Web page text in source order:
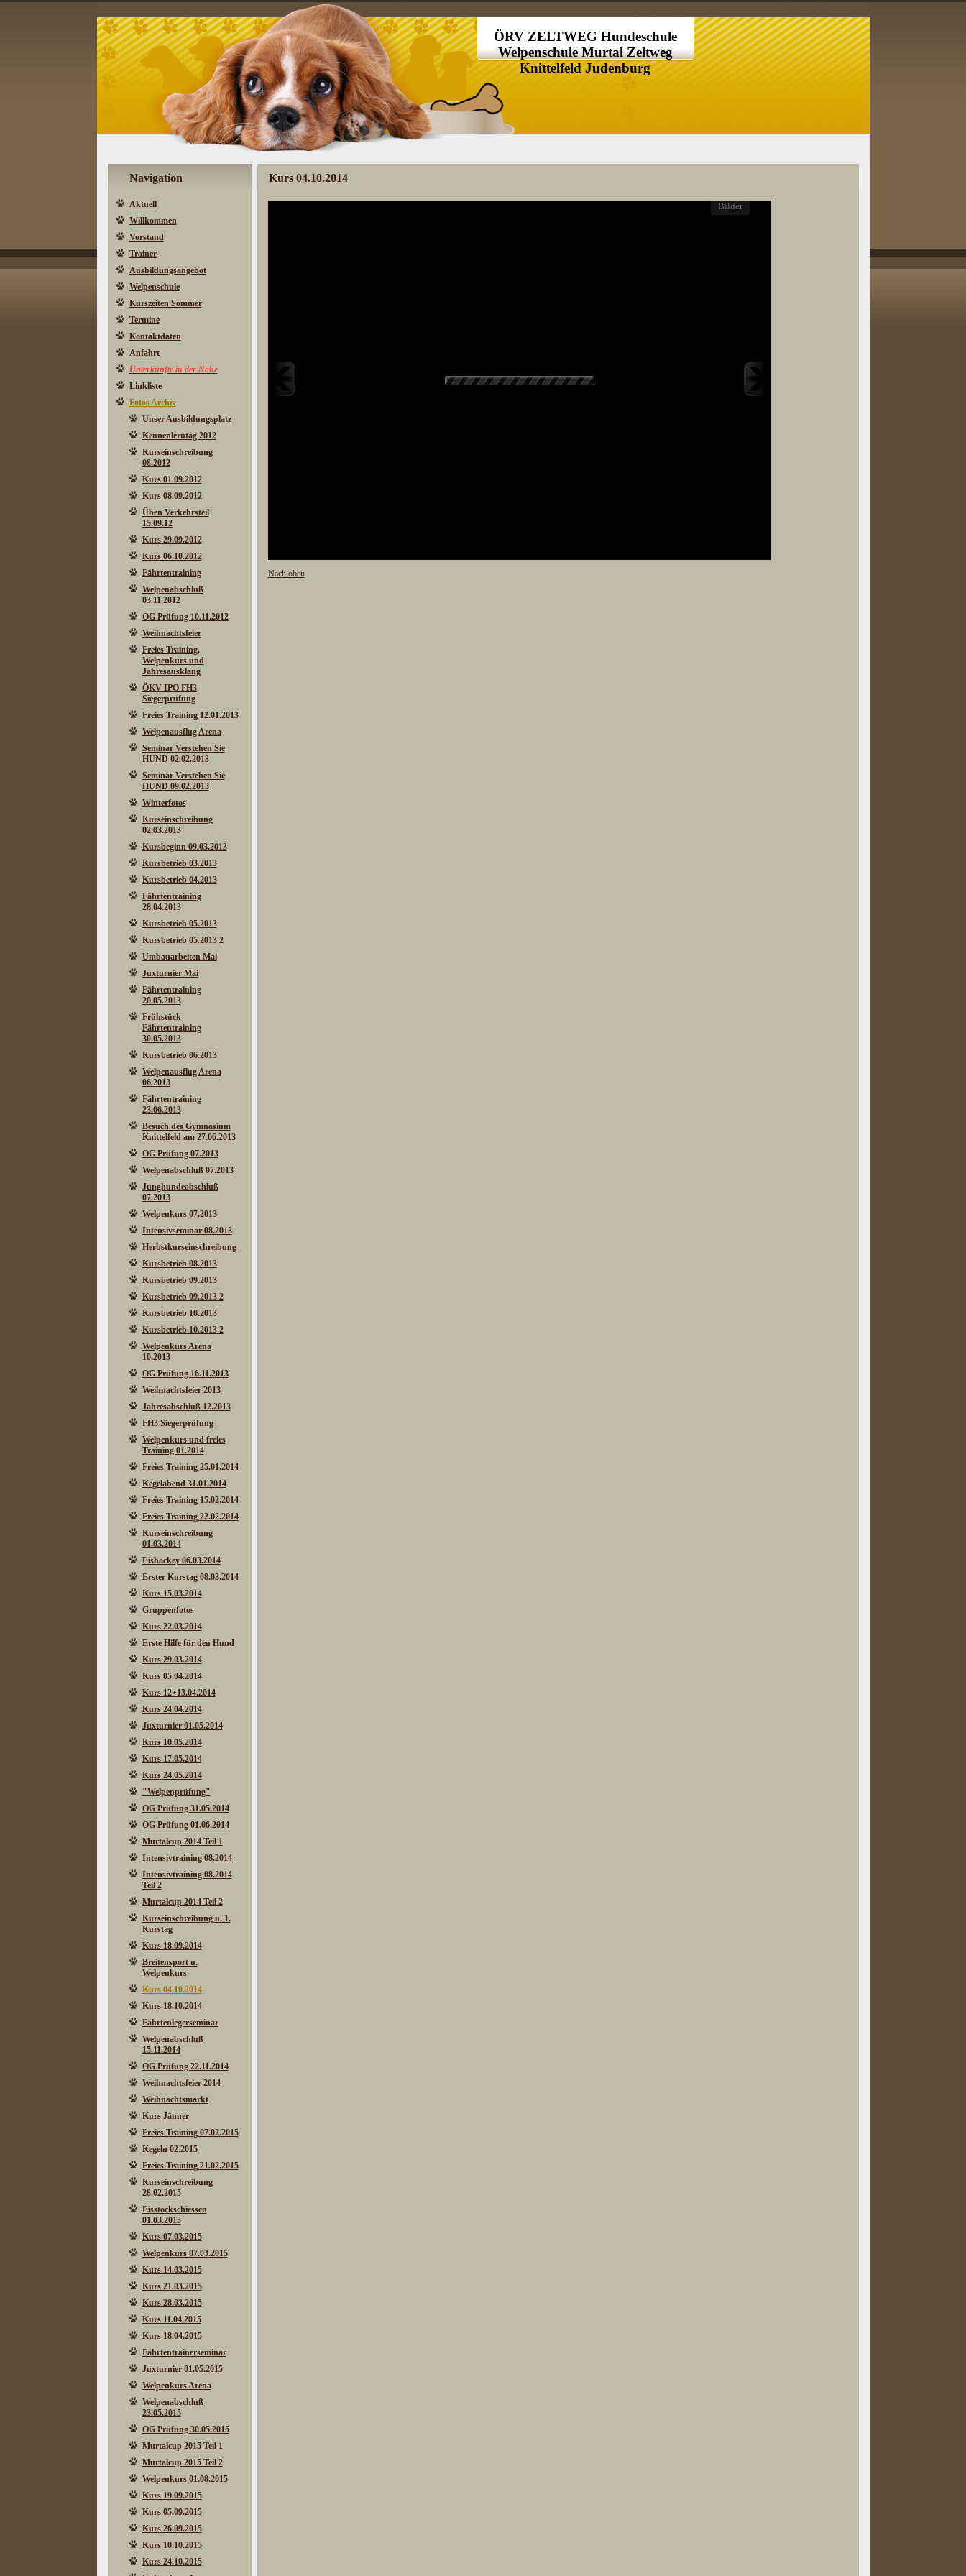
ÖRV ZELTWEG Hundeschule
Welpenschule Murtal Zeltweg
Knittelfeld Judenburg
Navigation
Aktuell
Willkommen
Vorstand
Trainer
Ausbildungsangebot
Welpenschule
Kurszeiten Sommer
Termine
Kontaktdaten
Anfahrt
Unterkünfte in der Nähe
Linkliste
Fotos Archiv
Unser Ausbildungsplatz
Kennenlerntag 2012
Kurseinschreibung
08.2012
Kurs 01.09.2012
Kurs 08.09.2012
Üben Verkehrsteil
15.09.12
Kurs 29.09.2012
Kurs 06.10.2012
Fährtentraining
Welpenabschluß
03.11.2012
OG Prüfung 10.11.2012
Weihnachtsfeier
Freies Training,
Welpenkurs und
Jahresausklang
ÖKV IPO FH3
Siegerprüfung
Freies Training 12.01.2013
Welpenausflug Arena
Seminar Verstehen Sie
HUND 02.02.2013
Seminar Verstehen Sie
HUND 09.02.2013
Winterfotos
Kurseinschreibung
02.03.2013
Kursbeginn 09.03.2013
Kursbetrieb 03.2013
Kursbetrieb 04.2013
Fährtentraining
28.04.2013
Kursbetrieb 05.2013
Kursbetrieb 05.2013 2
Umbauarbeiten Mai
Juxturnier Mai
Fährtentraining
20.05.2013
Frühstück
Fährtentraining
30.05.2013
Kursbetrieb 06.2013
Welpenausflug Arena
06.2013
Fährtentraining
23.06.2013
Besuch des Gymnasium
Knittelfeld am 27.06.2013
OG Prüfung 07.2013
Welpenabschluß 07.2013
Junghundeabschluß
07.2013
Welpenkurs 07.2013
Intensivseminar 08.2013
Herbstkurseinschreibung
Kursbetrieb 08.2013
Kursbetrieb 09.2013
Kursbetrieb 09.2013 2
Kursbetrieb 10.2013
Kursbetrieb 10.2013 2
Welpenkurs Arena
10.2013
OG Prüfung 16.11.2013
Weihnachtsfeier 2013
Jahresabschluß 12.2013
FH3 Siegerprüfung
Welpenkurs und freies
Training 01.2014
Freies Training 25.01.2014
Kegelabend 31.01.2014
Freies Training 15.02.2014
Freies Training 22.02.2014
Kurseinschreibung
01.03.2014
Eishockey 06.03.2014
Erster Kurstag 08.03.2014
Kurs 15.03.2014
Gruppenfotos
Kurs 22.03.2014
Erste Hilfe für den Hund
Kurs 29.03.2014
Kurs 05.04.2014
Kurs 12+13.04.2014
Kurs 24.04.2014
Juxturnier 01.05.2014
Kurs 10.05.2014
Kurs 17.05.2014
Kurs 24.05.2014
"Welpenprüfung"
OG Prüfung 31.05.2014
OG Prüfung 01.06.2014
Murtalcup 2014 Teil 1
Intensivtraining 08.2014
Intensivtraining 08.2014
Teil 2
Murtalcup 2014 Teil 2
Kurseinschreibung u. 1.
Kurstag
Kurs 18.09.2014
Breitensport u.
Welpenkurs
Kurs 04.10.2014
Kurs 18.10.2014
Fährtenlegerseminar
Welpenabschluß
15.11.2014
OG Prüfung 22.11.2014
Weihnachtsfeier 2014
Weihnachtsmarkt
Kurs Jänner
Freies Training 07.02.2015
Kegeln 02.2015
Freies Training 21.02.2015
Kurseinschreibung
28.02.2015
Eisstockschiessen
01.03.2015
Kurs 07.03.2015
Welpenkurs 07.03.2015
Kurs 14.03.2015
Kurs 21.03.2015
Kurs 28.03.2015
Kurs 11.04.2015
Kurs 18.04.2015
Fährtentrainerseminar
Juxturnier 01.05.2015
Welpenkurs Arena
Welpenabschluß
23.05.2015
OG Prüfung 30.05.2015
Murtalcup 2015 Teil 1
Murtalcup 2015 Teil 2
Welpenkurs 01.08.2015
Kurs 19.09.2015
Kurs 05.09.2015
Kurs 26.09.2015
Kurs 10.10.2015
Kurs 24.10.2015
Kurs 04.10.2014
Bilder
Nach oben